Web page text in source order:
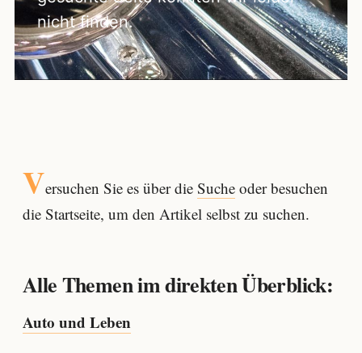
nicht finden.
Versuchen Sie es über die Sucheoder besuchen
die Startseite, um den Artikel selbst zu suchen.
Alle Themen im direkten Überblick:
Auto und Leben